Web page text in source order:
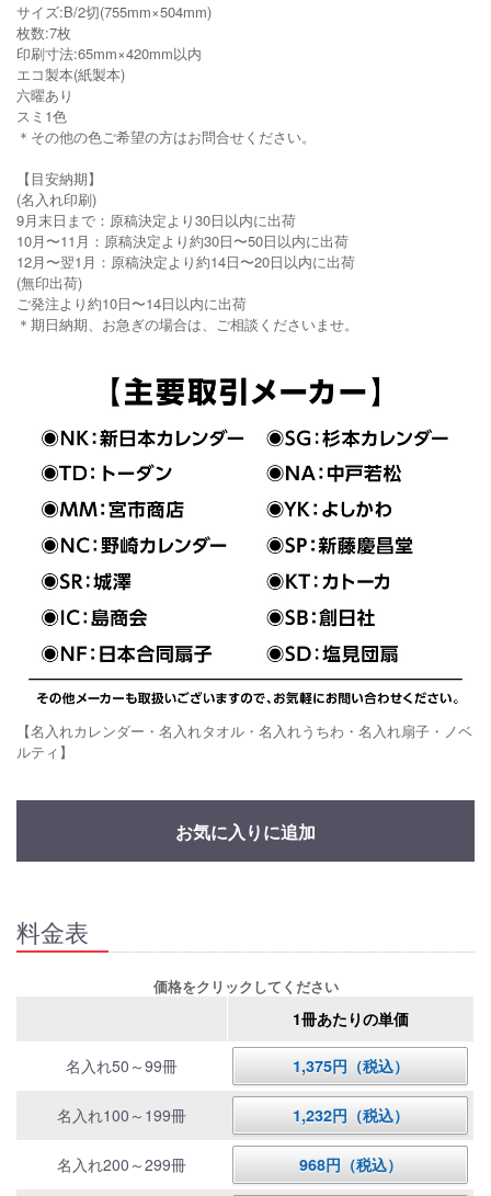
サイズ:B/2切(755mm×504mm)
枚数:7枚
印刷寸法:65mm×420mm以内
エコ製本(紙製本)
六曜あり
スミ1色
＊その他の色ご希望の方はお問合せください。
【目安納期】
(名入れ印刷)
9月末日まで：原稿決定より30日以内に出荷
10月〜11月：原稿決定より約30日〜50日以内に出荷
12月〜翌1月：原稿決定より約14日〜20日以内に出荷
(無印出荷)
ご発注より約10日〜14日以内に出荷
＊期日納期、お急ぎの場合は、ご相談くださいませ。
【名入れカレンダー・名入れタオル・名入れうちわ・名入れ扇子・ノベ
ルティ】
お気に入りに追加
料金表
価格をクリックしてください
1冊あたりの単価
名入れ50～99冊 1,375円（税込）
名入れ100～199冊 1,232円（税込）
名入れ200～299冊 968円（税込）